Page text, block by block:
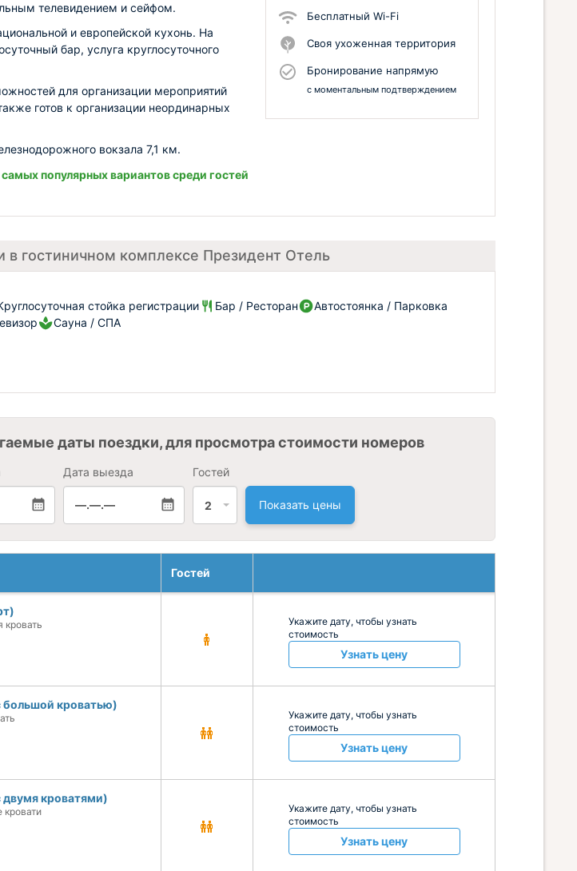
Бесплатный Wi-Fi
Своя ухоженная территория
Бронирование напрямую
с моментальным подтверждением
телевидением и сейфом.
и европейской кухонь. На
бар, услуга круглосуточного
для организации мероприятий
готов к организации неординарных
вокзала 7,1 км.
популярных вариантов среди гостей
в гостиничном комплексе Президент Отель
стойка регистрации Бар / Ресторан
Автостоянка / Парковка
Сауна / СПА
даты поездки, для просмотра стоимости номеров
Дата выезда
—.—.—
Гостей
2 Показать цены
Гостей
кровать
Укажите дату, чтобы узнать
стоимость
Узнать цену
большой кроватью)
Укажите дату, чтобы узнать
стоимость
Узнать цену
кроватями)
кровати
Укажите дату, чтобы узнать
стоимость
Узнать цену